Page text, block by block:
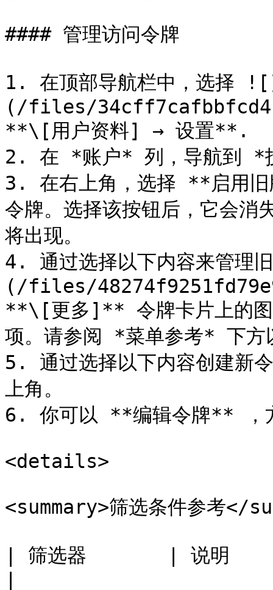
#### 管理访问令牌
1. 在顶部导航栏中，选择
(/files/
**\[用户资料] → 设置**.
2. 在 *账户* 列，导航到 *
3. 在右上角，选择 **启用旧
令牌。选择该按钮后，它会
将出现。
4. 通过选择以下内容来管
(/files/
**\[更多]** 令牌卡片上的图
项。请参阅 *菜单参考* 下方
5. 通过选择以下内容创建新
上角。
6. 你可以 **编辑令牌** ，
<details>
<summary>筛选条件参考</
| 筛选器       | 说明